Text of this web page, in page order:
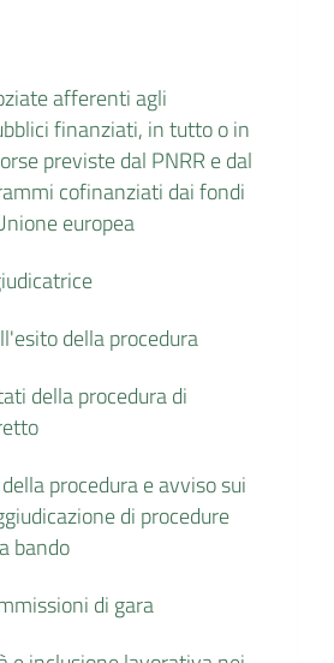
afferenti agli
finanziati, in tutto o in
previste dal PNRR e dal
cofinanziati dai fondi
europea
della procedura
della procedura di
procedura e avviso sui
di procedure
bando
di gara